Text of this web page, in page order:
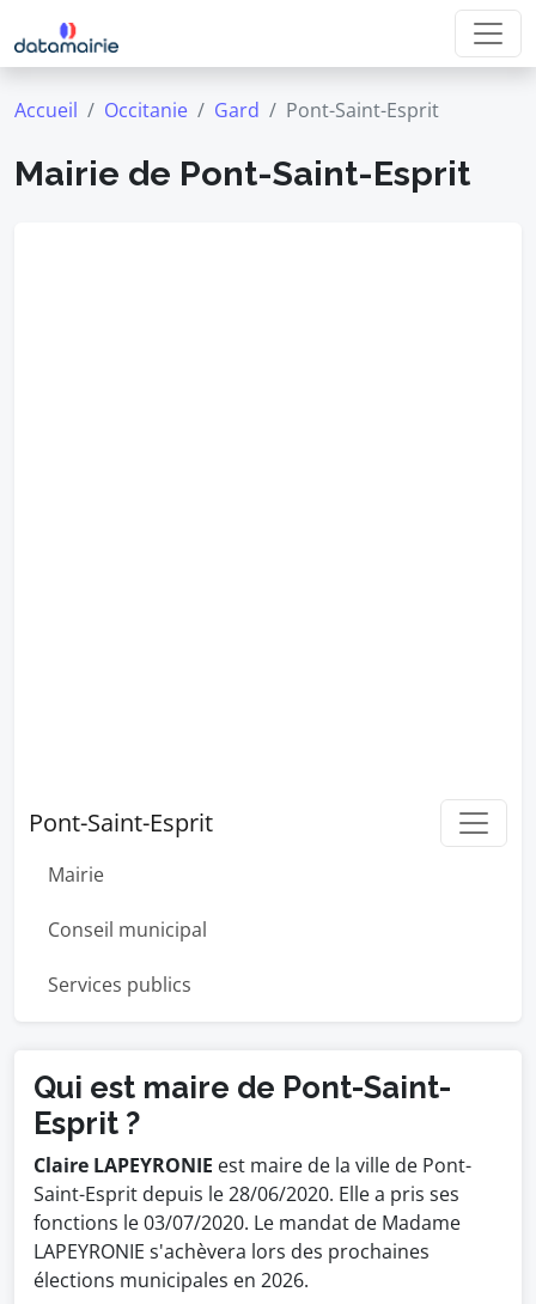
Accueil Occitanie Gard Pont-Saint-Esprit
Mairie de Pont-Saint-Esprit
Pont-Saint-Esprit
Mairie
Conseil municipal
Services publics
Qui est maire de Pont-Saint-
Esprit ?
Claire LAPEYRONIE est maire de la ville de Pont-
Saint-Esprit depuis le 28/06/2020. Elle a pris ses
fonctions le 03/07/2020. Le mandat de Madame
LAPEYRONIE s'achèvera lors des prochaines
élections municipales en 2026.